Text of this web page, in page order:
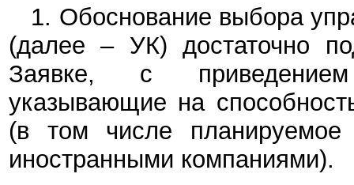
1. Обоснование выбора
(далее – УК) достаточно
Заявке, с
указывающие на
(в том числе
иностранными компаниями).